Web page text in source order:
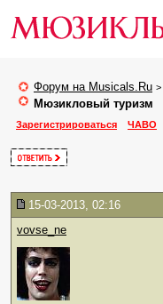
Форум на Musicals.Ru >
Мюзикловый туризм
Зарегистрироваться
ЧАВО
15-03-2013, 02:16
vovse_ne